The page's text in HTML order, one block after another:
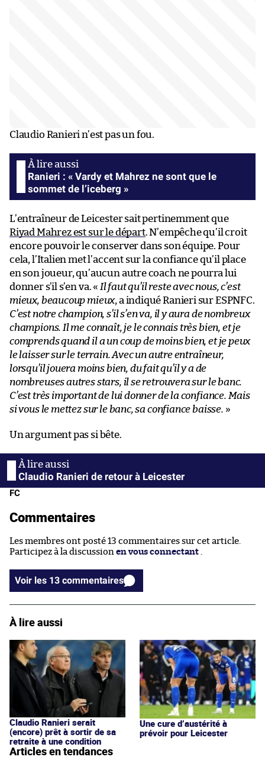
Claudio Ranieri n’est pas un fou.
Ranieri : « Vardy et Mahrez ne sont que le
sommet de l’iceberg »
L’entraîneur de Leicester sait pertinemment que
Riyad Mahrez est sur le départ. N’empêche qu’il croit
encore pouvoir le conserver dans son équipe. Pour
cela, l’Italien met l’accent sur la confiance qu’il place
en son joueur, qu’aucun autre coach ne pourra lui
donner s’il s’en va. « Il faut qu’il reste avec nous, c’est
mieux, beaucoup mieux, a indiqué Ranieri sur ESPNFC.
C’est notre champion, s’il s’en va, il y aura de nombreux
champions. Il me connaît, je le connais très bien, et je
comprends quand il a un coup de moins bien, et je peux
le laisser sur le terrain. Avec un autre entraîneur,
lorsqu’il jouera moins bien, du fait qu’il y a de
nombreuses autres stars, il se retrouvera sur le banc.
C’est très important de lui donner de la confiance. Mais
si vous le mettez sur le banc, sa confiance baisse. »
Un argument pas si bête.
Claudio Ranieri de retour à Leicester
FC
Commentaires
Les membres ont posté 13 commentaires sur cet article.
Participez à la discussion en vous connectant .
Voir les 13 commentaires
À lire aussi
Claudio Ranieri serait
(encore) prêt à sortir de sa
retraite à une condition
Une cure d’austérité à
prévoir pour Leicester
Articles en tendances